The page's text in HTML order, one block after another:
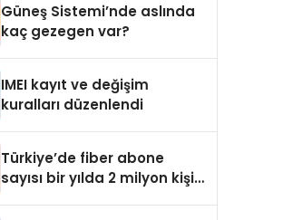
Güneş Sistemi’nde aslında
kaç gezegen var?
IMEI kayıt ve değişim
kuralları düzenlendi
Türkiye’de fiber abone
sayısı bir yılda 2 milyon kişi